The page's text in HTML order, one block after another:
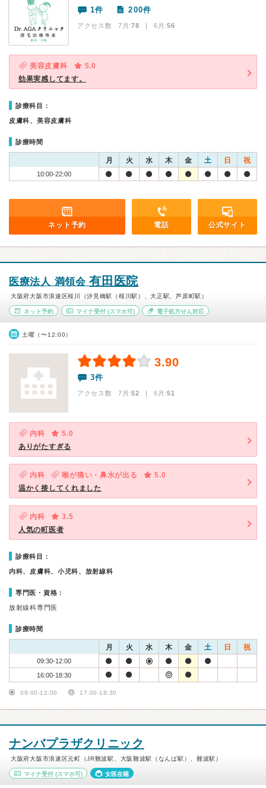
1件 200件
アクセス数 7月:78 | 6月:56
美容皮膚科
5.0
効果実感してます。
診療科目：
皮膚科、美容皮膚科
診療時間
月 火 水 木 金 土 日 祝
10:00-22:00
ネット予約 電話 公式サイト
医療法人 満領会有田医院
大阪府大阪市浪速区桜川（汐見橋駅（桜川駅）、大正駅、芦原町駅）
ネット予約 マイナ受付(スマホ可) 電子処方せん対応
土曜（〜12:00）
3.90
3件
アクセス数 7月:52 | 6月:51
内科
5.0
ありがたすぎる
内科 喉が痛い・鼻水が出る
5.0
温かく接してくれました
内科
3.5
人気の町医者
診療科目：
内科、皮膚科、小児科、放射線科
専門医・資格：
放射線科専門医
診療時間
月 火 水 木 金 土 日 祝
09:30-12:00
16:00-18:30
09:00-12:00 17:00-18:30
ナンバプラザクリニック
大阪府大阪市浪速区元町（JR難波駅、大阪難波駅（なんば駅）、難波駅）
マイナ受付 (スマホ可) 女医在籍